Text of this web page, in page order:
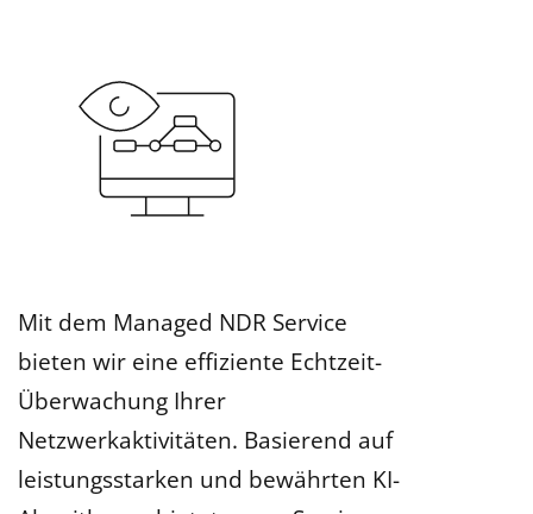
Mit dem Managed NDR Service
bieten wir eine effiziente Echtzeit-
Überwachung Ihrer
Netzwerkaktivitäten. Basierend auf
leistungsstarken und bewährten KI-